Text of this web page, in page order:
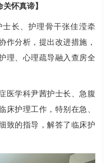
怀真谛】
长、护理骨干张佳滢牵
作分析，提出改进措施，
理、心理疏导融入查房全
学科尹茜护士长、急腹
床护理工作，特别在急、
致的指导，解答了临床护